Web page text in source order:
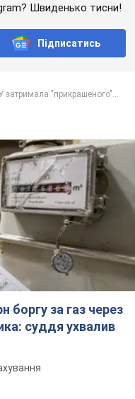
Швиденько тисни!
Підписатись
затримала "прикрашеного"...
боргу за газ через
суддя ухвалив